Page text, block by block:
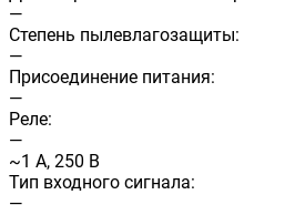
—
Степень пылевлагозащиты:
—
Присоединение питания:
—
Реле:
—
~1 A, 250 B
Тип входного сигнала: